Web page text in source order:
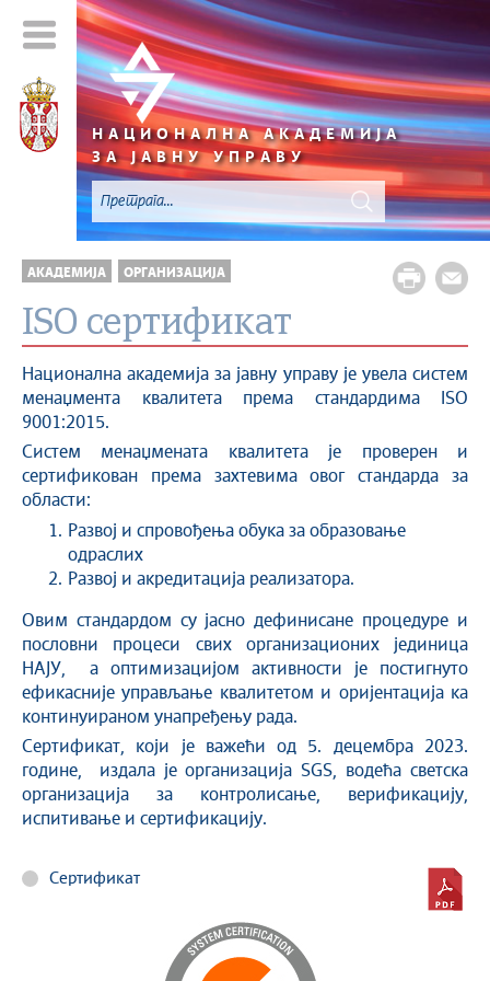
НАЦИОНАЛНА АКАДЕМИЈА
ЗА ЈАВНУ УПРАВУ
АКАДЕМИЈА ОРГАНИЗАЦИЈА
ISO сертификат
Национална академија за јавну управу је увела систем
менаџмента квалитета према стандардима ISO
9001:2015.
Систем менаџмената квалитета је проверен и
сертификован према захтевима овог стандарда за
области:
Развој и спровођења обука за образовање
одраслих
Развој и акредитација реализатора.
Овим стандардом су јасно дефинисане процедуре и
пословни процеси свих организационих јединица
НАЈУ, а оптимизацијом активности је постигнуто
ефикасније управљање квалитетом и оријентација ка
континуираном унапређењу рада.
Сертификат, који је важећи од 5. децембра 2023.
године, издала је организација SGS, водећа светска
организација за контролисање, верификацију,
испитивање и сертификацију.
Сертификат